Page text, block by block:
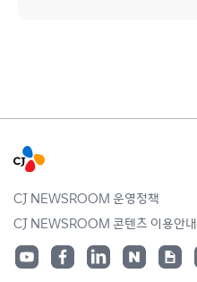
CJ NEWSROOM 운영정책
CJ NEWSROOM 콘텐츠 이용안내